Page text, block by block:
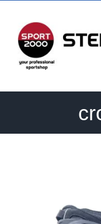
inhoud